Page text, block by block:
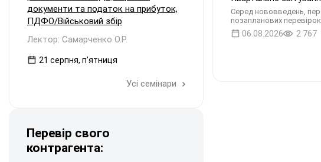
Серед нововведень,
позапланових
06.08.2026 2 767
документи та податок на прибуток,
ПДФО/Військовий збір
Лектор: Самарченко О.Р.
21 серпня, пʼятниця
Усі семінари
Перевір свого
контрагента: